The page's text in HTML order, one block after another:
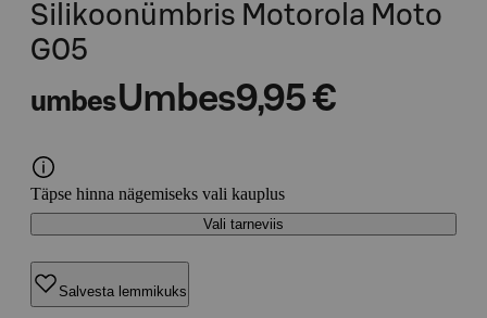
Silikoonümbris Motorola Moto
G05
umbesUmbes9,95 €
Täpse hinna nägemiseks vali kauplus
Vali tarneviis
Salvesta lemmikuks